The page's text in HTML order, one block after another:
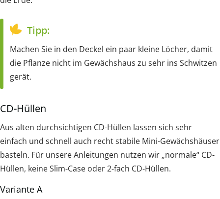
Tipp:
Machen Sie in den Deckel ein paar kleine Löcher, damit
die Pflanze nicht im Gewächshaus zu sehr ins Schwitzen
gerät.
CD-Hüllen
Aus alten durchsichtigen CD-Hüllen lassen sich sehr
einfach und schnell auch recht stabile Mini-Gewächshäuser
basteln. Für unsere Anleitungen nutzen wir „normale“ CD-
Hüllen, keine Slim-Case oder 2-fach CD-Hüllen.
Variante A